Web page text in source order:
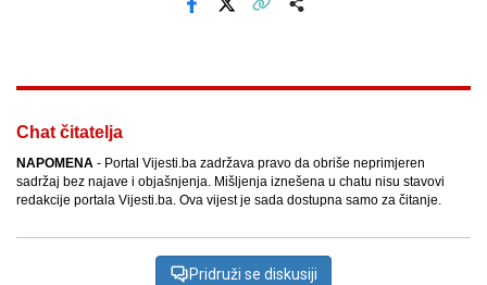
Chat čitatelja
NAPOMENA - Portal Vijesti.ba zadržava pravo da obriše neprimjeren
sadržaj bez najave i objašnjenja. Mišljenja iznešena u chatu nisu stavovi
redakcije portala Vijesti.ba. Ova vijest je sada dostupna samo za čitanje.
Pridruži se diskusiji